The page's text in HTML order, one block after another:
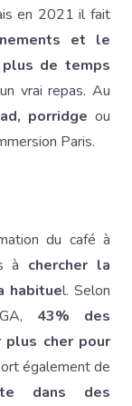
en 2021 il fait
et le
de temps
vrai repas. Au
porridge ou
Paris.
du café à
à chercher la
habituel. Selon
43% des
plus cher pour
également de
dans des